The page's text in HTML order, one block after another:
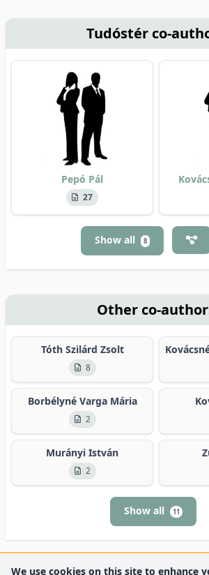
Tudóstér co-
Pepó Pál
27
Show all 8
Other co-
Tóth Szilárd Zsolt
8
Borbélyné Varga Mária
2
Murányi István
2
Show all 11
We use cookies on this site to enhance